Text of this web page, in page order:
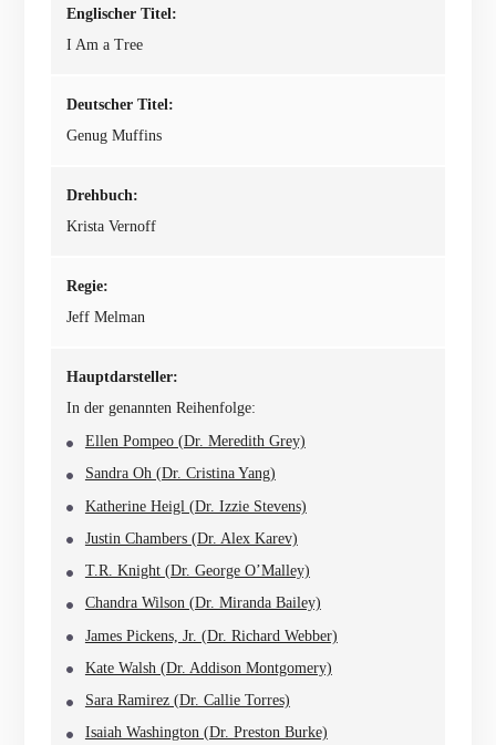
Englischer Titel:
I Am a Tree
Deutscher Titel:
Genug Muffins
Drehbuch:
Krista Vernoff
Regie:
Jeff Melman
Hauptdarsteller:
In der genannten Reihenfolge:
Ellen Pompeo (Dr. Meredith Grey)
Sandra Oh (Dr. Cristina Yang)
Katherine Heigl (Dr. Izzie Stevens)
Justin Chambers (Dr. Alex Karev)
T.R. Knight (Dr. George O’Malley)
Chandra Wilson (Dr. Miranda Bailey)
James Pickens, Jr. (Dr. Richard Webber)
Kate Walsh (Dr. Addison Montgomery)
Sara Ramirez (Dr. Callie Torres)
Isaiah Washington (Dr. Preston Burke)